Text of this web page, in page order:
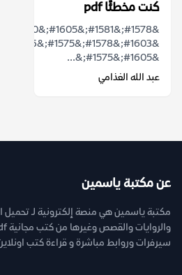
كنت مخطئًا pdf
&#1605;&#1575;&...
عبد الله الغذامي
عن مكتبة ياسمين
مكتبة ياسمين هي منصة إلكترونية لـ تحميل
سيرفرات وروابط مباشرة و قراءة كتب